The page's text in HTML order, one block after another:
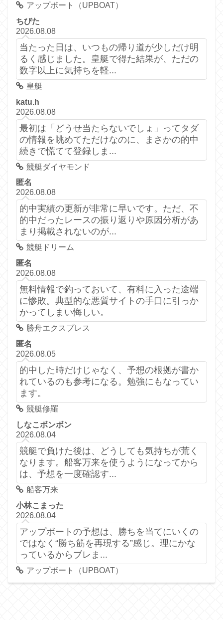
アップボート（UPBOAT）
ちびた
2026.08.08
当たった日は、いつもの帰り道が少しだけ明
るく感じました。皇艇で得た結果が、ただの
数字以上に気持ちを軽...
皇艇
katu.h
2026.08.08
最初は「どうせ当たらないでしょ」ってタダ
の情報を眺めてただけなのに、まさかの的中
続きで慌てて登録しま...
競艇ダイヤモンド
匿名
2026.08.08
的中実績の更新が非常に早いです。ただ、不
的中だったレースの振り返りや原因分析があ
まり掲載されないのが...
競艇ドリーム
匿名
2026.08.08
無料情報で釣っておいて、有料に入った途端
に惨敗。典型的な悪質サイトの手口に引っか
かってしまい悔しい。
勝舟エクスプレス
匿名
2026.08.05
的中した時だけじゃなく、予想の根拠が書か
れているのも参考になる。勉強にもなってい
ます。
競艇修羅
しなこボンボン
2026.08.04
競艇で負けた後は、どうしても気持ちが荒く
なります。船客万来を使うようになってから
は、予想を一度確認す...
船客万来
小林こまった
2026.08.04
アップボートの予想は、勝ちを当てにいくの
ではなく“勝ち筋を再現する”感じ。理にかな
っているからブレま...
アップボート（UPBOAT）